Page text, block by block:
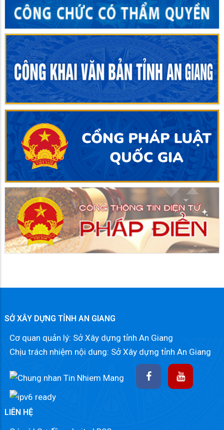
SỞ XÂY DỰNG TỈNH AN GIANG
Cơ quan quản lý: Sở Xây dựng tỉnh An Giang
Chịu trách nhiệm nội dung: Sở Xây dựng tỉnh An Giang
LIÊN HỆ